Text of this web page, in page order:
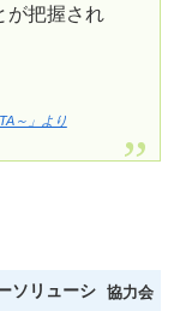
が把握され
～」より
ソリューシ
協力会